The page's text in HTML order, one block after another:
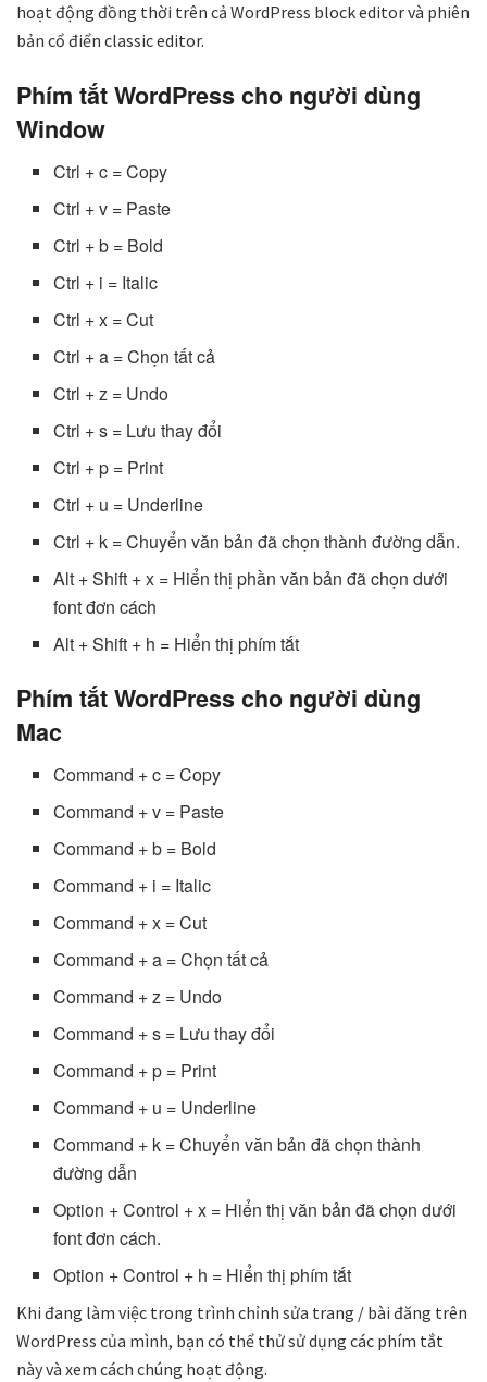
hoạt động đồng thời trên cả WordPress block editor và phiên
bản cổ điển classic editor.
Phím tắt WordPress cho người dùng
Window
Ctrl + c = Copy
Ctrl + v = Paste
Ctrl + b = Bold
Ctrl + i = Italic
Ctrl + x = Cut
Ctrl + a = Chọn tất cả
Ctrl + z = Undo
Ctrl + s = Lưu thay đổi
Ctrl + p = Print
Ctrl + u = Underline
Ctrl + k = Chuyển văn bản đã chọn thành đường dẫn.
Alt + Shift + x = Hiển thị phần văn bản đã chọn dưới
font đơn cách
Alt + Shift + h = Hiển thị phím tắt
Phím tắt WordPress cho người dùng
Mac
Command + c = Copy
Command + v = Paste
Command + b = Bold
Command + i = Italic
Command + x = Cut
Command + a = Chọn tất cả
Command + z = Undo
Command + s = Lưu thay đổi
Command + p = Print
Command + u = Underline
Command + k = Chuyển văn bản đã chọn thành
đường dẫn
Option + Control + x = Hiển thị văn bản đã chọn dưới
font đơn cách.
Option + Control + h = Hiển thị phím tắt
Khi đang làm việc trong trình chỉnh sửa trang / bài đăng trên
WordPress của mình, bạn có thể thử sử dụng các phím tắt
này và xem cách chúng hoạt động.